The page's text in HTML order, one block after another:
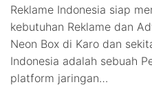
Reklame Indonesia siap
kebutuhan Reklame dan
Neon Box di Karo dan
Indonesia adalah sebuah
platform jaringan…